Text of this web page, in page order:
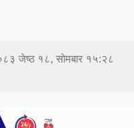
जेष्ठ १८, सोमबार १५:२८